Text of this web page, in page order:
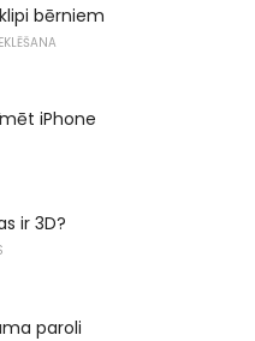
bērniem
iPhone
ir 3D?
paroli